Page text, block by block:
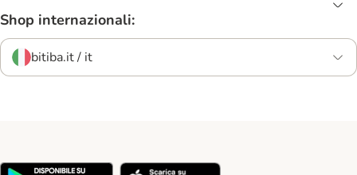
Shop internazionali:
bitiba.it / it